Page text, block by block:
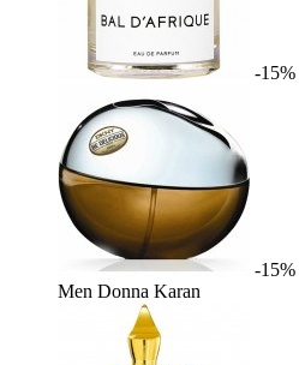
-15%
-15%
Men Donna Karan